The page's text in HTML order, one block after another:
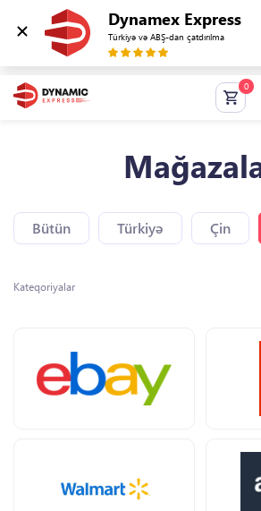
Dynamex Express
Türkiyə və ABŞ-dan çatdırılma
Bütün Türkiyə Çin
Kateqoriyalar